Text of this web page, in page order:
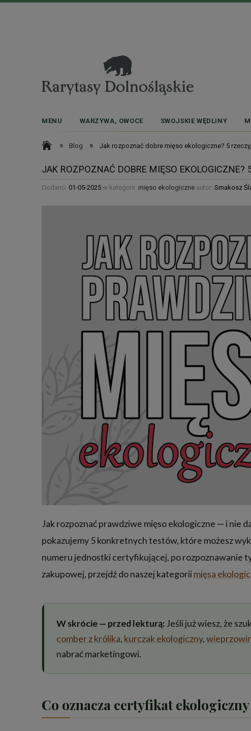
MENU WARZYWA, OWOCE SWOJSKIE WĘDLINY
» Blog » Jak rozpoznać dobre mięso ekologiczne? 5
JAK ROZPOZNAĆ DOBRE MIĘSO EKOLOGICZNE?
Dodano: 01-05-2025 w kategorii: mięso ekologiczne autor: Smakosz
Jak rozpoznać prawdziwe mięso ekologiczne — i nie
pokazujemy 5 konkretnych testów, które możesz
numeru jednostki certyfikującej, po rozpoznawanie
zakupowej, przejdź do naszej kategoriimięsa
W skrócie — przed lekturą: Jeśli już wiesz, że
comber z królika, kurczak ekologiczny,
nabrać marketingowi.
Co oznacza certyfikat